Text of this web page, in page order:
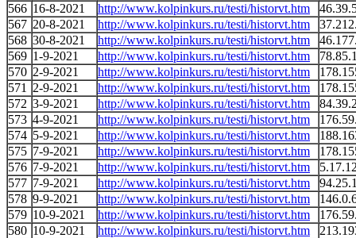
566 16-8-2021 http://www.kolpinkurs.ru/testi/historvt.htm
567 20-8-2021 http://www.kolpinkurs.ru/testi/historvt.htm
568 30-8-2021 http://www.kolpinkurs.ru/testi/historvt.htm
569 1-9-2021 http://www.kolpinkurs.ru/testi/historvt.htm
570 2-9-2021 http://www.kolpinkurs.ru/testi/historvt.htm
571
2-9-2021 http://www.kolpinkurs.ru/testi/historvt.htm
572 3-9-2021 http://www.kolpinkurs.ru/testi/historvt.htm
573 4-9-2021 http://www.kolpinkurs.ru/testi/historvt.htm
574 5-9-2021 http://www.kolpinkurs.ru/testi/historvt.htm
575 7-9-2021 http://www.kolpinkurs.ru/testi/historvt.htm
576 7-9-2021 http://www.kolpinkurs.ru/testi/historvt.htm
577 7-9-2021 http://www.kolpinkurs.ru/testi/historvt.htm
578 9-9-2021 http://www.kolpinkurs.ru/testi/historvt.htm
579 10-9-2021 http://www.kolpinkurs.ru/testi/historvt.htm
580 10-9-2021 http://www.kolpinkurs.ru/testi/historvt.htm